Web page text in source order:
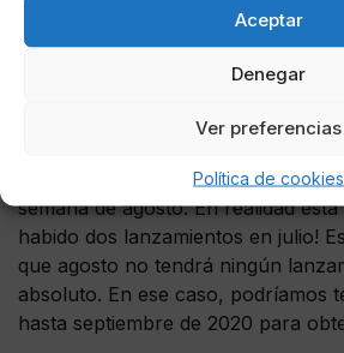
Aceptar
Denegar
Ver preferencias
Política de cookies
secreto de la vida. Flashy Flash
su posición.
de lanzamiento:
One Punch Man 134 debería ser
semana de agosto. En realidad
habido dos lanzamientos en julio!
que agosto no tendrá ningún
absoluto. En ese caso, podríamos
hasta septiembre de 2020 para